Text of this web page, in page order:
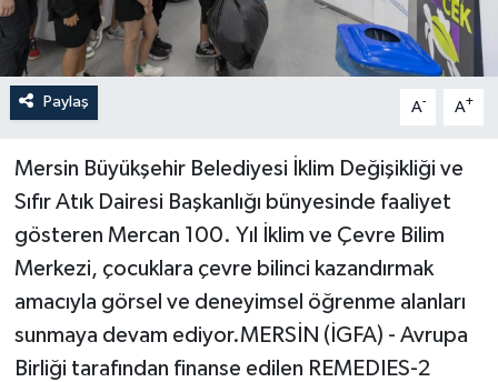
Paylaş A- A+
Mersin Büyükşehir Belediyesi İklim Değişikliği ve
Sıfır Atık Dairesi Başkanlığı bünyesinde faaliyet
gösteren Mercan 100. Yıl İklim ve Çevre Bilim
Merkezi, çocuklara çevre bilinci kazandırmak
amacıyla görsel ve deneyimsel öğrenme alanları
sunmaya devam ediyor.MERSİN (İGFA) - Avrupa
Birliği tarafından finanse edilen REMEDIES-2